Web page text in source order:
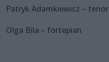
Patryk Adamkiewicz – tenor
Olga Bila – fortepian